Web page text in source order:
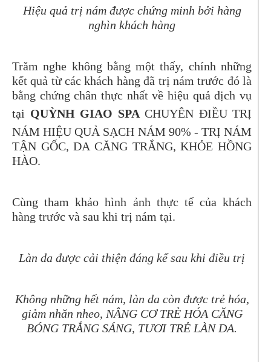
Hiệu quả trị nám được chứng minh bởi hàng
nghìn khách hàng
Trăm nghe không bằng một thấy, chính những
kết quả từ các khách hàng đã trị nám trước đó là
bằng chứng chân thực nhất về hiệu quả dịch vụ
tại QUỲNH GIAO SPA CHUYÊN ĐIỀU TRỊ
NÁM HIỆU QUẢ SẠCH NÁM 90% - TRỊ NÁM
TẬN GỐC, DA CĂNG TRẮNG, KHỎE HỒNG
HÀO.
Cùng tham khảo hình ảnh thực tế của khách
hàng trước và sau khi trị nám tại.
Làn da được cải thiện đáng kể sau khi điều trị
Không những hết nám, làn da còn được trẻ hóa,
giảm nhăn nheo, NÂNG CƠ TRẺ HÓA CĂNG
BÓNG TRẮNG SÁNG, TƯƠI TRẺ LÀN DA.